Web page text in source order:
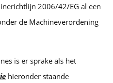
2006/42/EG al een
de Machineverordening
is er sprake als het
hieronder staande